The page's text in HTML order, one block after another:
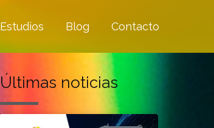
Estudios Blog Contacto
Últimas noticias